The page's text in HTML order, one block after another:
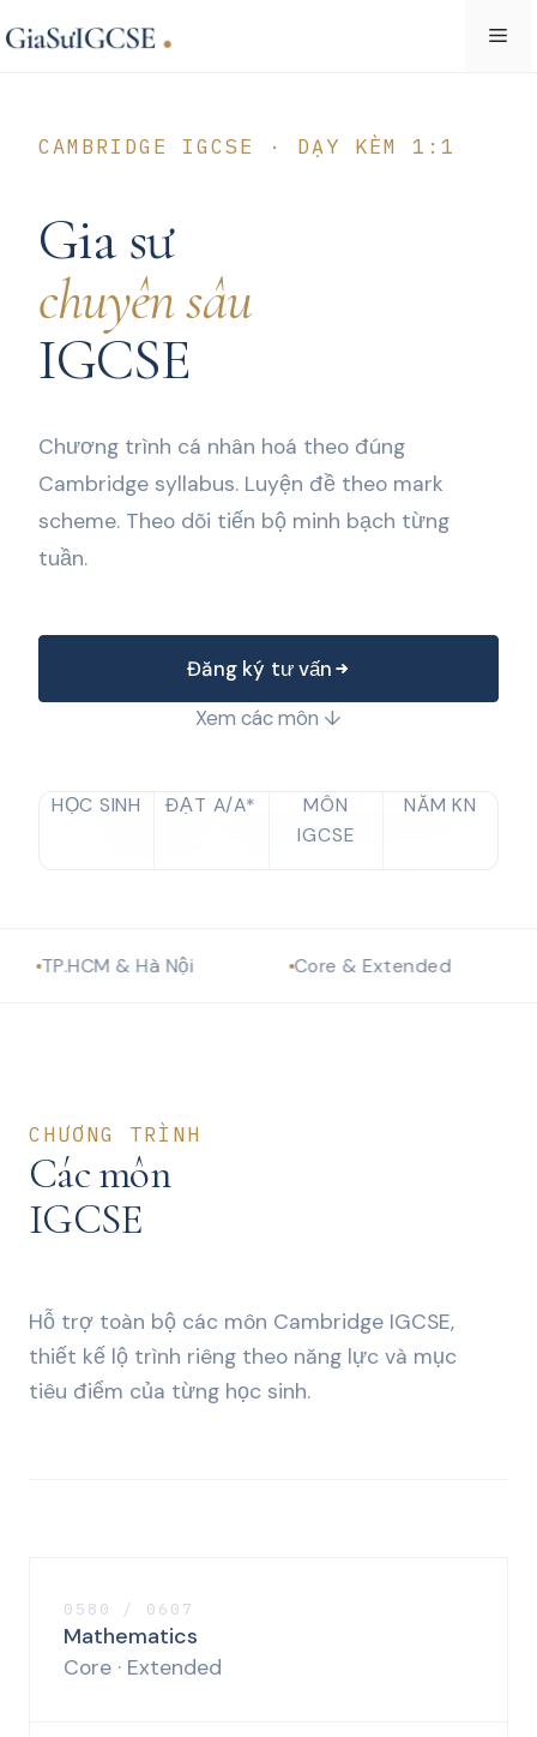
to
CAMBRIDGE IGCSE · DẠY KÈM 1:1
Gia sư
chuyên sâu
IGCSE
Chương trình cá nhân hoá theo đúng
Cambridge syllabus. Luyện đề theo mark
scheme. Theo dõi tiến bộ minh bạch từng
tuần.
Đăng ký tư vấn
Xem các môn ↓
A*
Đang nhận HS kỳ May/June 2026
HỌC SINH
ĐẠT A/A*
MÔN
IGCSE
NĂM KN
& Hà Nội Core & Extended
CHƯƠNG TRÌNH
Các môn
IGCSE
Hỗ trợ toàn bộ các môn Cambridge IGCSE,
thiết kế lộ trình riêng theo năng lực và mục
tiêu điểm của từng học sinh.
0580 / 0607
Mathematics
Core · Extended